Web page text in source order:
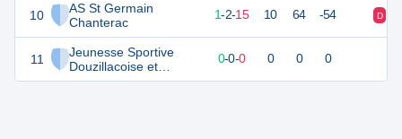
10
AS St Germain
Chanterac
11
Jeunesse Sportive
Douzillacoise et
Ludovicienne 2
1-2-15 10 64 -54 D
0 0-0-0 0 0 0